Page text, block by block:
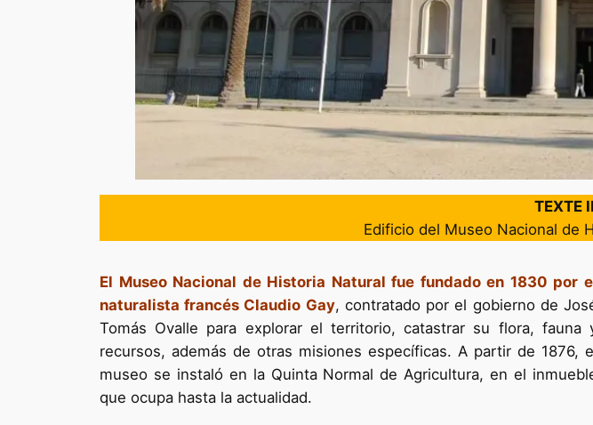
TEXTE
Edificio del Museo Nacional de
El Museo Nacional de Historia Natural fue fundado en 1830 por
naturalista francés Claudio Gay, contratado por el gobierno de
Tomás Ovalle para explorar el territorio, catastrar su flora, fauna
recursos, además de otras misiones específicas. A partir de 1876,
museo se instaló en la Quinta Normal de Agricultura, en el
que ocupa hasta la actualidad.